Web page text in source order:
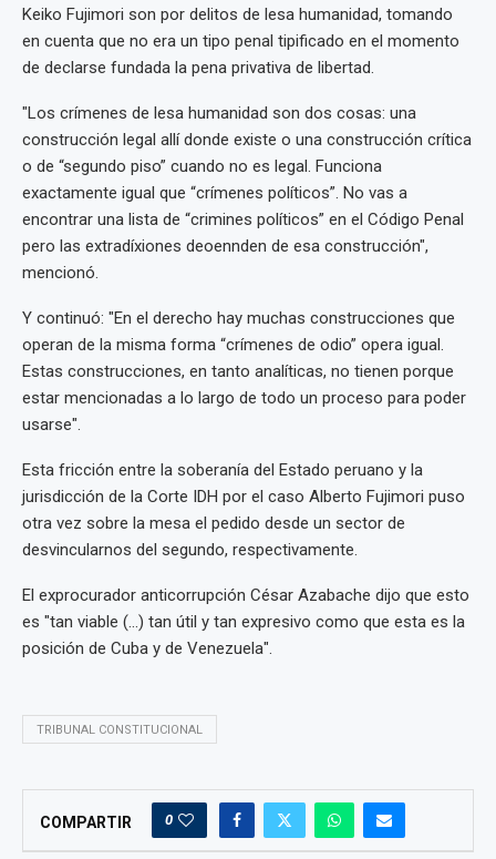
Keiko Fujimori son por delitos de lesa humanidad, tomando
en cuenta que no era un tipo penal tipificado en el momento
de declarse fundada la pena privativa de libertad.
"Los crímenes de lesa humanidad son dos cosas: una
construcción legal allí donde existe o una construcción crítica
o de “segundo piso” cuando no es legal. Funciona
exactamente igual que “crímenes políticos”. No vas a
encontrar una lista de “crimines políticos” en el Código Penal
pero las extradíxiones deoennden de esa construcción",
mencionó.
Y continuó: "En el derecho hay muchas construcciones que
operan de la misma forma “crímenes de odio” opera igual.
Estas construcciones, en tanto analíticas, no tienen porque
estar mencionadas a lo largo de todo un proceso para poder
usarse".
Esta fricción entre la soberanía del Estado peruano y la
jurisdicción de la Corte IDH por el caso Alberto Fujimori puso
otra vez sobre la mesa el pedido desde un sector de
desvincularnos del segundo, respectivamente.
El exprocurador anticorrupción César Azabache dijo que esto
es "tan viable (…) tan útil y tan expresivo como que esta es la
posición de Cuba y de Venezuela".
TRIBUNAL CONSTITUCIONAL
COMPARTIR 0